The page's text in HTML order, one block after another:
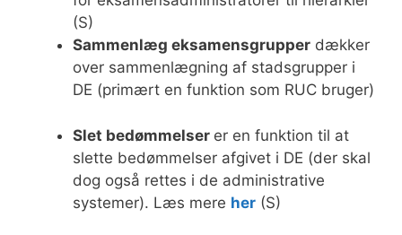
(S)
Sammenlæg eksamensgrupper dækker
over sammenlægning af stadsgrupper i
DE (primært en funktion som RUC bruger)
Slet bedømmelser er en funktion til at
slette bedømmelser afgivet i DE (der skal
dog også rettes i de administrative
systemer). Læs mere her (S)